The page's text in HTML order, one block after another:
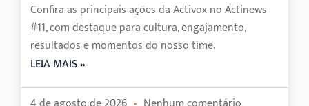
Confira as principais ações da Activox no Actinews
#11, com destaque para cultura, engajamento,
resultados e momentos do nosso time.
LEIA MAIS »